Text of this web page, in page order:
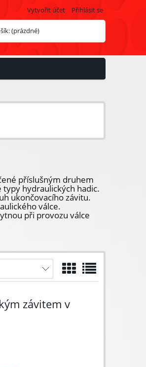
Vytvořit účet Přihlásit se
(prázdné)
příslušným druhem
hydraulických hadic.
ukončovacího závitu.
válce.
při provozu válce
závitem v